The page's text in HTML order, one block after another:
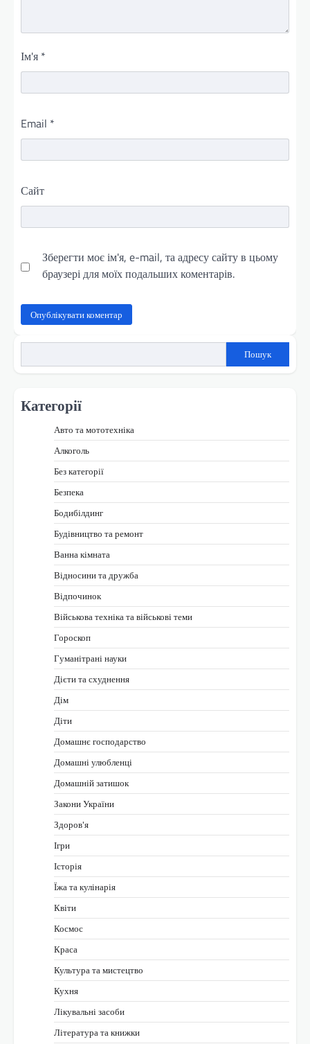
Ім'я *
Email *
Сайт
Зберегти моє ім'я, e-mail, та адресу сайту в цьому
браузері для моїх подальших коментарів.
Пошук
Категорії
Авто та мототехніка
Алкоголь
Без категорії
Безпека
Бодибілдинг
Будівництво та ремонт
Ванна кімната
Відносини та дружба
Відпочинок
Військова техніка та військові теми
Гороскоп
Гуманітрані науки
Дієти та схуднення
Дім
Діти
Домашнє господарство
Домашні улюбленці
Домашній затишок
Закони України
Здоров'я
Ігри
Історія
Їжа та кулінарія
Квіти
Космос
Краса
Культура та мистецтво
Кухня
Лікувальні засоби
Література та книжки